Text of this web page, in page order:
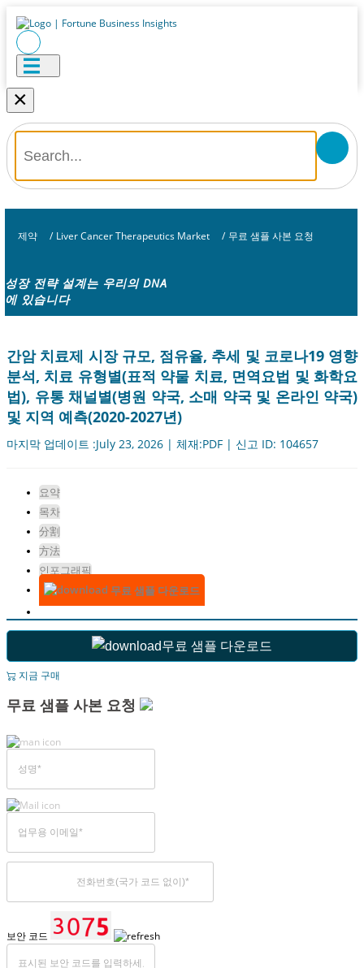
×
제약 / Liver Cancer Therapeutics Market / 무료 샘플 사본 요청
성장 전략 설계는 우리의 DNA
에 있습니다
간암 치료제 시장 규모, 점유율, 추세 및 코로나19 영향
분석, 치료 유형별(표적 약물 치료, 면역요법 및 화학요
법), 유통 채널별(병원 약국, 소매 약국 및 온라인 약국)
및 지역 예측(2020-2027년)
마지막 업데이트 :July 23, 2026 | 체재:PDF | 신고 ID: 104657
요약
목차
分割
方法
인포그래픽
무료 샘플 다운로드
무료 샘플 다운로드
지금 구매
무료 샘플 사본 요청
보안 코드